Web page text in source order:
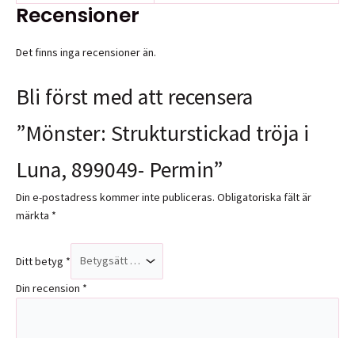
Recensioner
Det finns inga recensioner än.
Bli först med att recensera
”Mönster: Strukturstickad tröja i
Luna, 899049- Permin”
Din e-postadress kommer inte publiceras. Obligatoriska fält är
märkta *
Ditt betyg *
Din recension *